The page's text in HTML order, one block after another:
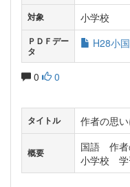
対象 小学校
ＰＤＦデー
タ
H28小
0 0
タイトル 作者の思
概要
国語 作者
小学校